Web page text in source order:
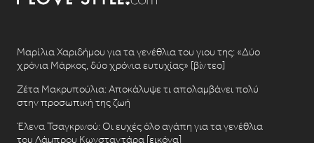
Μαρίλια Χαριδήμου για τα γενέθλια του γιου της: «Δύο
χρόνια Μάρκος, δύο χρόνια ευτυχίας» [βίντεο]
Ζέτα Μακρυπούλια: Αποκάλυψε τι απολαμβάνει πολύ
στην προσωπική της ζωή
Έλενα Τσαγκρινού: Οι ευχές όλο αγάπη για τα γενέθλια
του Λάμπρου Κωνσταντάρα [εικόνα]